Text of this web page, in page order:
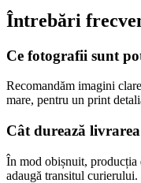
Întrebări
Ce fotografii sunt
Recomandăm imagini
mare, pentru un print
Cât durează
În mod obișnuit, producția
adaugă transitul curierului.